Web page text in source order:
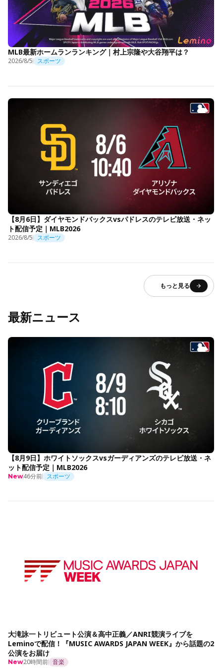
MLB最新ホームランランキング｜村上宗隆や大谷翔平は？
2026/8/5 スポーツ
【8月6日】ダイヤモンドバックスvsパドレスのテレビ放送・ネッ
ト配信予定｜MLB2026
2026/8/5 スポーツ
もっと見る
最新ニュース
【8月9日】ホワイトソックスvsガーディアンズのテレビ放送・ネ
ット配信予定｜MLB2026
New46分前 スポーツ
大滝詠一トリビュート公演＆高中正義／ANRI競演ライブを
Leminoで配信！『MUSIC AWARDS JAPAN WEEK』から話題の2
公演をお届け
New20時間前 音楽